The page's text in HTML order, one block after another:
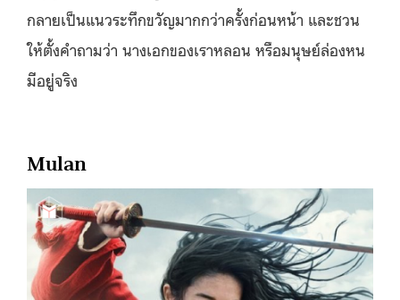
กลายเป็นแนวระทึกขวัญมากกว่าครั้งก่อนหน้า และชวน
ให้ตั้งคำถามว่า นางเอกของเราหลอน หรือมนุษย์ล่องหน
มีอยู่จริง
Mulan